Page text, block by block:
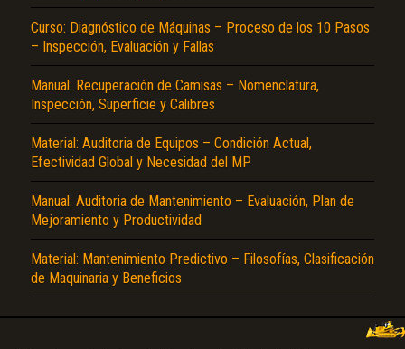
Curso: Diagnóstico de Máquinas – Proceso de los 10 Pasos
– Inspección, Evaluación y Fallas
Manual: Recuperación de Camisas – Nomenclatura,
Inspección, Superficie y Calibres
Material: Auditoria de Equipos – Condición Actual,
Efectividad Global y Necesidad del MP
Manual: Auditoria de Mantenimiento – Evaluación, Plan de
Mejoramiento y Productividad
Material: Mantenimiento Predictivo – Filosofías, Clasificación
de Maquinaria y Beneficios